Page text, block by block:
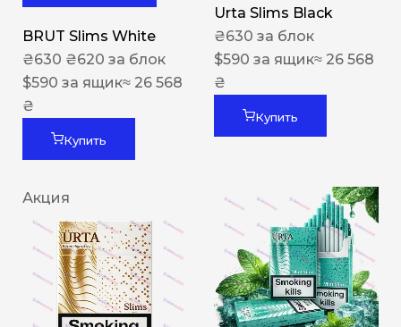
BRUT Slims White
₴630 ₴620 за блок
$590 за ящик≈ 26 568
₴
Купить
Urta Slims Black
₴630 за блок
$590 за ящик≈ 26 568
₴
Купить
Акция